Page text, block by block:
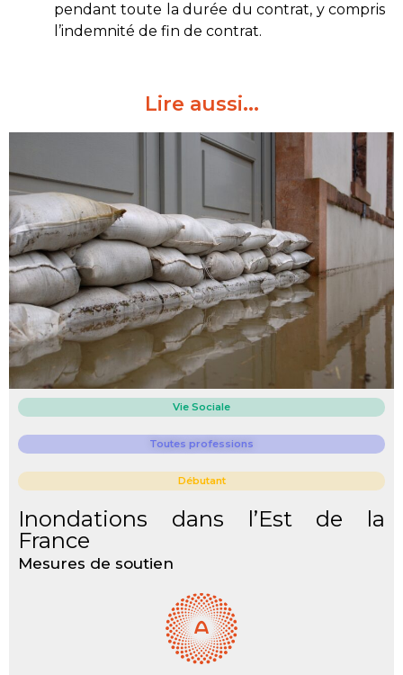
pendant toute la durée du contrat, y compris
l’indemnité de fin de contrat.
Lire aussi...
Vie Sociale
Toutes professions
Débutant
Inondations dans l’Est de la
France
Mesures de soutien